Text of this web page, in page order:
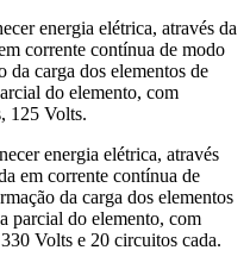
energia elétrica, através da
corrente contínua de modo
da carga dos elementos de
do elemento, com
125 Volts.
energia elétrica, através
em corrente contínua de
da carga dos elementos
parcial do elemento, com
Volts e 20 circuitos cada.